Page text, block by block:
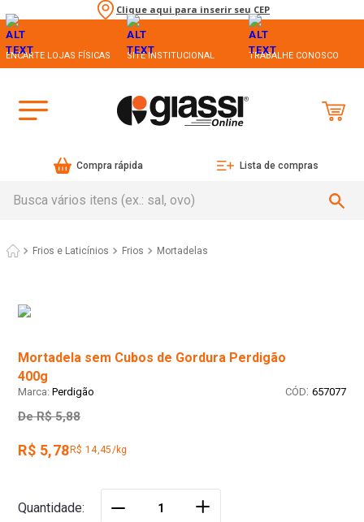
Clique aqui para inserir seu CEP
ENCARTE LOJAS FÍSICAS SITE INSTITUCIONAL TRABALHE CONOSCO
Compra rápida Lista de compras
Frios e Laticínios Frios Mortadelas
Mortadela sem Cubos de Gordura Perdigão
400g
Perdigão : 657077
De R$ 5,88
R$ 5,78 R$ 14,45/kg
Quantidade ＋